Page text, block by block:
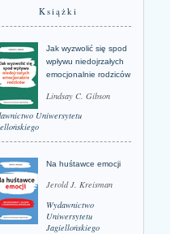
Książki
Jak wyzwolić się spod
wpływu niedojrzałych
emocjonalnie rodziców
Lindsay C. Gibson
Uniwersytetu
Na huśtawce emocji
Jerold J. Kreisman
Wydawnictwo
Uniwersytetu
Jagiellońskiego